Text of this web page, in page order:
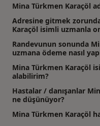
Mina Türkmen Karaçöl
Adresine gitmek
Karaçöl isimli uzmanla
Randevunun sonunda
uzmana ödeme nasıl
Mina Türkmen Karaçöl
alabilirim?
Hastalar / danışanlar
ne düşünüyor?
Mina Türkmen Karaçöl